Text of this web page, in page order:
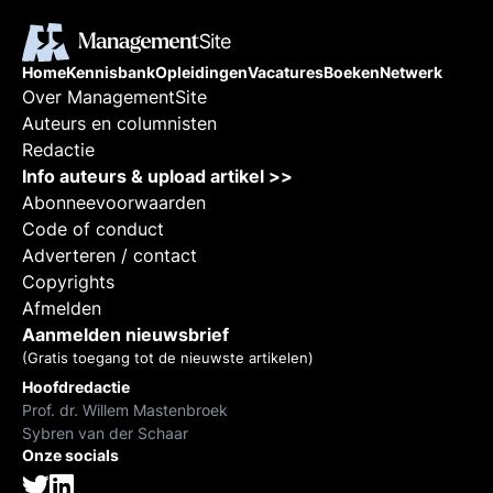
HomeKennisbankOpleidingenVacaturesBoekenNetwerk
Over ManagementSite
Auteurs en columnisten
Redactie
Info auteurs & upload artikel >>
Abonneevoorwaarden
Code of conduct
Adverteren / contact
Copyrights
Afmelden
Aanmelden nieuwsbrief
(Gratis toegang tot de nieuwste artikelen)
Hoofdredactie
Prof. dr. Willem Mastenbroek
Sybren van der Schaar
Onze socials